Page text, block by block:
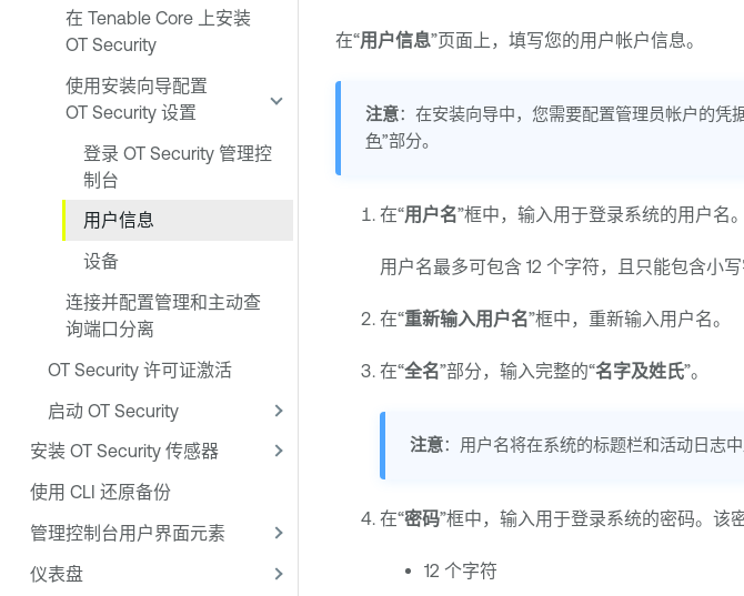
在 Tenable Core 上安装
OT Security
使用安装向导配置
OT Security 设置
登录 OT Security 管理控
制台
用户信息
设备
连接并配置管理和主动查
询端口分离
OT Security 许可证激活
启动 OT Security
安装 OT Security 传感器
使用 CLI 还原备份
管理控制台用户界面元素
仪表盘
在“用户信息”页面上，填写您的用户帐户信息。
注意：在安装向导中，您需要配置管理员帐户的凭
色”部分。
在“用户名”框中，输入用于登录系统的用户名。
用户名最多可包含 12 个字符，且只能包含小写
在“重新输入用户名”框中，重新输入用户名。
在“全名”部分，输入完整的“名字及姓氏”。
注意：用户名将在系统的标题栏和活动日志中
在“密码”框中，输入用于登录系统的密码。该
12 个字符